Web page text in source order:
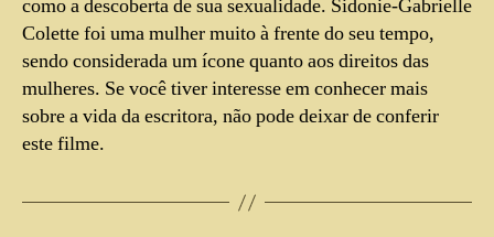
como a descoberta de sua sexualidade. Sidonie-Gabrielle
Colette foi uma mulher muito à frente do seu tempo,
sendo considerada um ícone quanto aos direitos das
mulheres. Se você tiver interesse em conhecer mais
sobre a vida da escritora, não pode deixar de conferir
este filme.